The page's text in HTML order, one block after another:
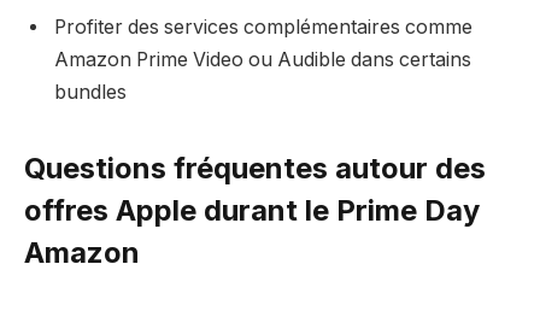
Profiter des services complémentaires comme
Amazon Prime Video ou Audible dans certains
bundles
Questions fréquentes autour des
offres Apple durant le Prime Day
Amazon